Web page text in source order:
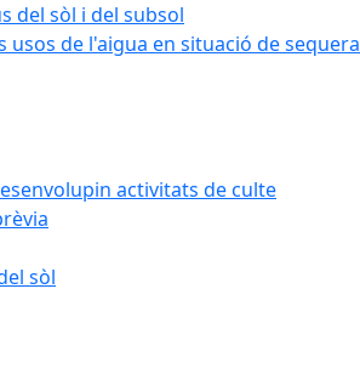
del sòl i del subsol
de l'aigua en situació de sequera
activitats de culte
sòl